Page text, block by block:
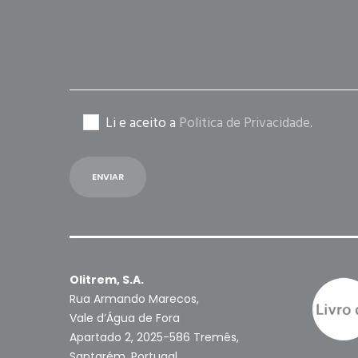
Li e aceito a Politica de Privacidade.
Olitrem, S.A.
Rua Armando Marecos,
Vale d’Água de Fora
Apartado 2, 2025-586 Tremês,